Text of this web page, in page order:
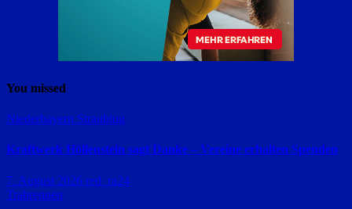
You missed
Niederbayern Straubing
Kraftwerk Höllenstein sagt Danke – Vereine erhalten Spenden
7. August 2026 red_ra24
Trabrennen